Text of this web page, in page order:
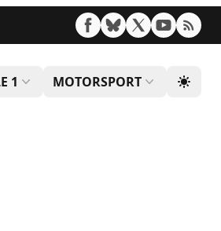
1 MOTORSPORT